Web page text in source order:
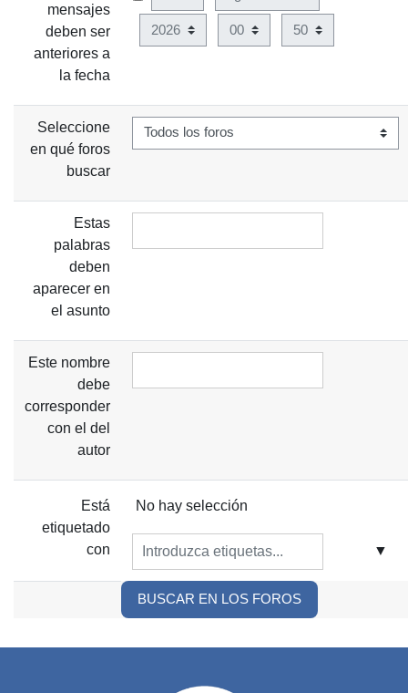
mensajes
deben ser
anteriores a
la fecha
Año Hora Minuto
Seleccione
en qué foros
buscar
Estas
palabras
deben
aparecer en
el asunto
Este nombre
debe
corresponder
con el del
autor
Está
etiquetado
con
Ítems seleccioandos:
No hay selección
▼
BUSCAR EN LOS FOROS